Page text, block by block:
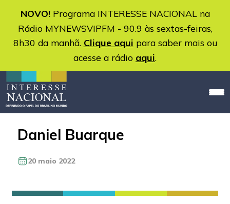
NOVO!Programa INTERESSE NACIONAL na
Rádio MYNEWSVIPFM - 90.9 às sextas-feiras,
8h30 da manhã. Clique aqui para saber mais ou
acesse a rádio aqui.
Daniel Buarque
20 maio 2022